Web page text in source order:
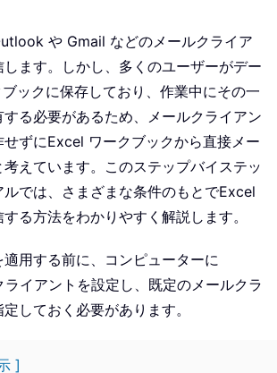
や Gmail などのメールクライア
ます。しかし、多くのユーザーがデー
ックに保存しており、作業中にその一
る必要があるため、メールクライアン
せずにExcel ワークブックから直接メー
えています。このステップバイステッ
では、さまざまな条件のもとでExcel
る方法をわかりやすく解説します。
用する前に、コンピューターに
イアントを設定し、既定のメールクラ
しておく必要があります。
]